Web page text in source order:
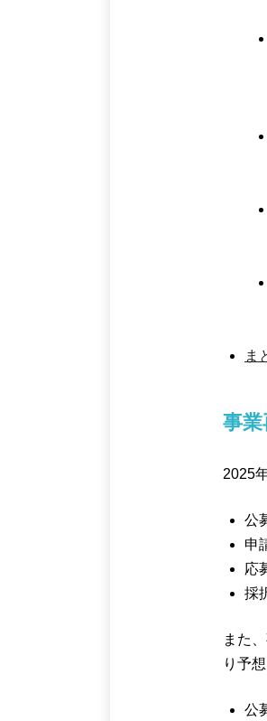
ま
事
2025
公
申
応
採
また
り予
公